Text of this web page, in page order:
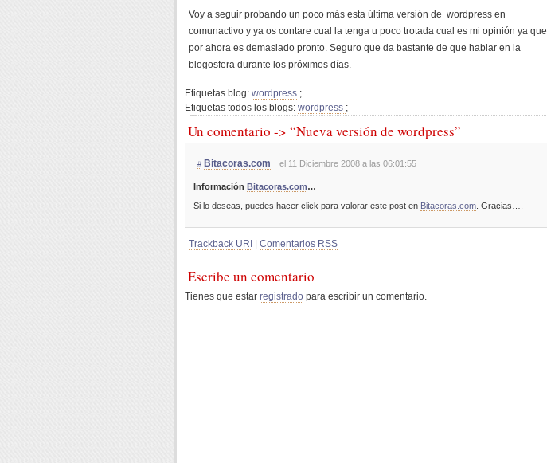
Voy a seguir probando un poco más esta última versión de wordpress en
comunactivo y ya os contare cual la tenga u poco trotada cual es mi opinión ya que
por ahora es demasiado pronto. Seguro que da bastante de que hablar en la
blogosfera durante los próximos días.
Etiquetas blog: wordpress ;
Etiquetas todos los blogs: wordpress ;
Un comentario -> “Nueva versión de wordpress”
# Bitacoras.com el 11 Diciembre 2008 a las 06:01:55
Información Bitacoras.com…
Si lo deseas, puedes hacer click para valorar este post en Bitacoras.com. Gracias….
Trackback URI | Comentarios RSS
Escribe un comentario
Tienes que estar registrado para escribir un comentario.